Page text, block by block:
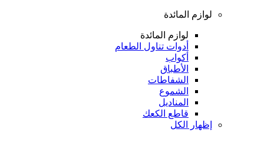
لوازم المائدة
لوازم المائدة
أدوات تناول الطعام
أكواب
الأطباق
الشفاطات
الشموع
المناديل
قاطع الكعك
إظهار الكل